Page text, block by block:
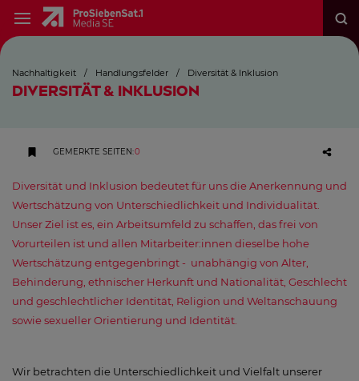
Nachhaltigkeit / Handlungsfelder / Diversität & Inklusion
DIVERSITÄT & INKLUSION
GEMERKTE SEITEN:0
Diversität und Inklusion bedeutet für uns die Anerkennung und
Wertschätzung von Unterschiedlichkeit und Individualität.
Unser Ziel ist es, ein Arbeitsumfeld zu schaffen, das frei von
Vorurteilen ist und allen Mitarbeiter:innen dieselbe hohe
Wertschätzung entgegenbringt - unabhängig von Alter,
Behinderung, ethnischer Herkunft und Nationalität, Geschlecht
und geschlechtlicher Identität, Religion und Weltanschauung
sowie sexueller Orientierung und Identität.
Wir betrachten die Unterschiedlichkeit und Vielfalt unserer